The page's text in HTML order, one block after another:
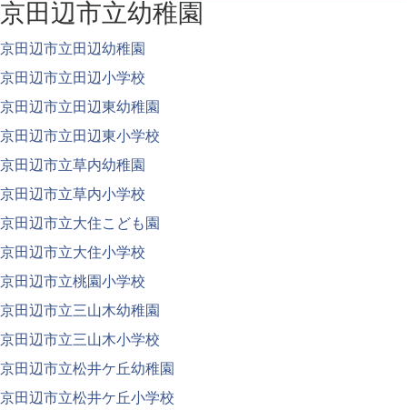
京田辺市立幼稚園
京田辺市立田辺幼稚園
京田辺市立田辺小学校
京田辺市立田辺東幼稚園
京田辺市立田辺東小学校
京田辺市立草内幼稚園
京田辺市立草内小学校
京田辺市立大住こども園
京田辺市立大住小学校
京田辺市立桃園小学校
京田辺市立三山木幼稚園
京田辺市立三山木小学校
京田辺市立松井ケ丘幼稚園
京田辺市立松井ケ丘小学校